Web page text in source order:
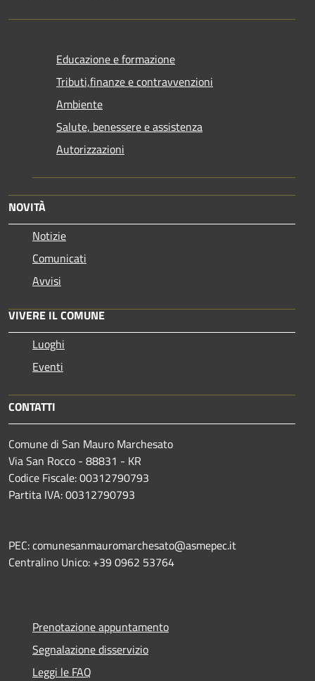
Educazione e formazione
Tributi,finanze e contravvenzioni
Ambiente
Salute, benessere e assistenza
Autorizzazioni
NOVITÀ
Notizie
Comunicati
Avvisi
VIVERE IL COMUNE
Luoghi
Eventi
CONTATTI
Comune di San Mauro Marchesato
Via San Rocco - 88831 - KR
Codice Fiscale: 00312790793
Partita IVA: 00312790793
PEC: comunesanmauromarchesato@asmepec.it
Centralino Unico: +39 0962 53764
Prenotazione appuntamento
Segnalazione disservizio
Leggi le FAQ